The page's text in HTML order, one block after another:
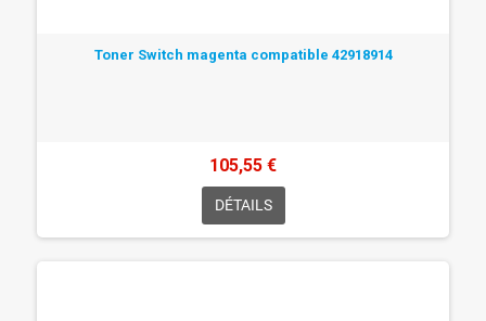
Toner Switch magenta compatible 42918914
105,55 €
DÉTAILS